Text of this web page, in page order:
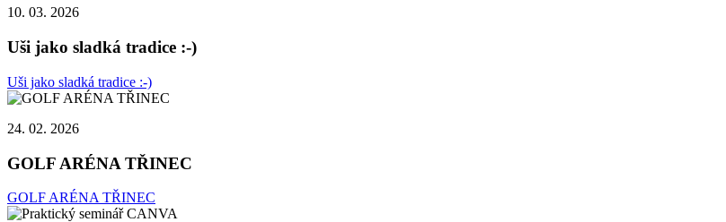
10. 03. 2026
Uši jako sladká tradice :-)
Uši jako sladká tradice :-)
24. 02. 2026
GOLF ARÉNA TŘINEC
GOLF ARÉNA TŘINEC